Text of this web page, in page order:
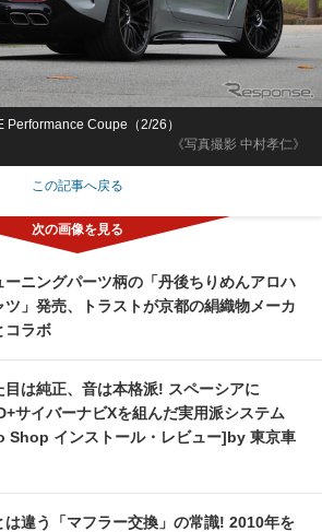
《写真撮影 中村孝仁》
Performance Coupe（2/26）
この記事へ戻る
ーニングパーツ柄の「丹後ちりめんアロハ
ツ」発売、トラストが京都の絹織物メーカ
コラボ
目は純正、音は本格派! スペーシアに
サイバーナビXを組んだ実用派システム
Shop インストール・レビュー]by 東京車
は違う「マフラー交換」の常識! 2010年を